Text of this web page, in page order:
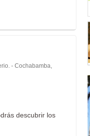
- Cochabamba,
descubrir los